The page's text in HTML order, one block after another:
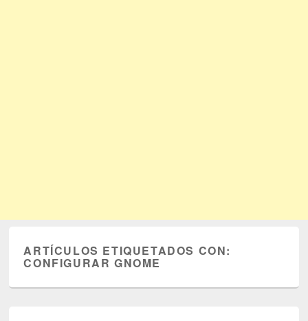
ARTÍCULOS ETIQUETADOS CON:
CONFIGURAR GNOME